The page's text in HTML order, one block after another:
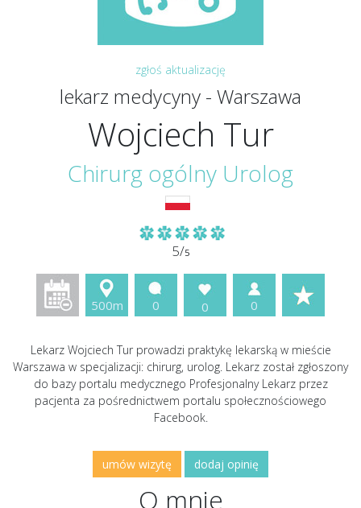
zgłoś aktualizację
lekarz medycyny - Warszawa
Wojciech Tur
Chirurg ogólny Urolog
5/5
500m 0 0 0
Lekarz Wojciech Tur prowadzi praktykę lekarską w mieście
Warszawa w specjalizacji: chirurg, urolog. Lekarz został zgłoszony
do bazy portalu medycznego Profesjonalny Lekarz przez
pacjenta za pośrednictwem portalu społecznościowego
Facebook.
umów wizytę dodaj opinię
O mnie